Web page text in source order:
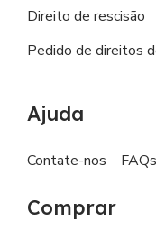
Direito de rescisão
Pedido de direitos
Ajuda
Contate-nos FAQs
Comprar